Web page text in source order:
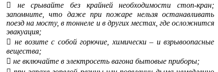

не срывайте без крайней необходимости стоп-кран;
запомните, что даже при пожаре нельзя останавливать
поезд на мосту, в тоннеле и в других местах, где осложнится
эвакуация;
 не возите с собой горючие, химически – и взрывоопасные
вещества;
 не включайте в электросеть вагона бытовые приборы;